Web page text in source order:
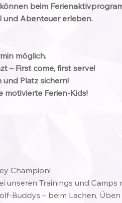
beim
und Abenteuer erleben.
möglich.
– First come, first serve!
Platz sichern!
motivierte Ferien-Kids!
Champion!
unseren Trainings und
Buddys – beim Lachen,